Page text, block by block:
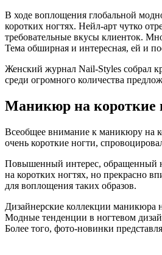
В ходе воплощения глобальной
коротких ногтях. Нейл-арт чутко
требовательные вкусы клиенток.
Тема обширная и интересная, ей и
Женский журнал Nail-Styles собрал
среди огромного количества
Маникюр на короткие
Всеобщее внимание к маникюру на
очень короткие ногти,
Повышенный интерес, обращенный
на коротких ногтях, но прекрасно
для воплощения таких образов.
Дизайнерские коллекции маникюра
Модные тенденции в ногтевом
Более того, фото-новинки